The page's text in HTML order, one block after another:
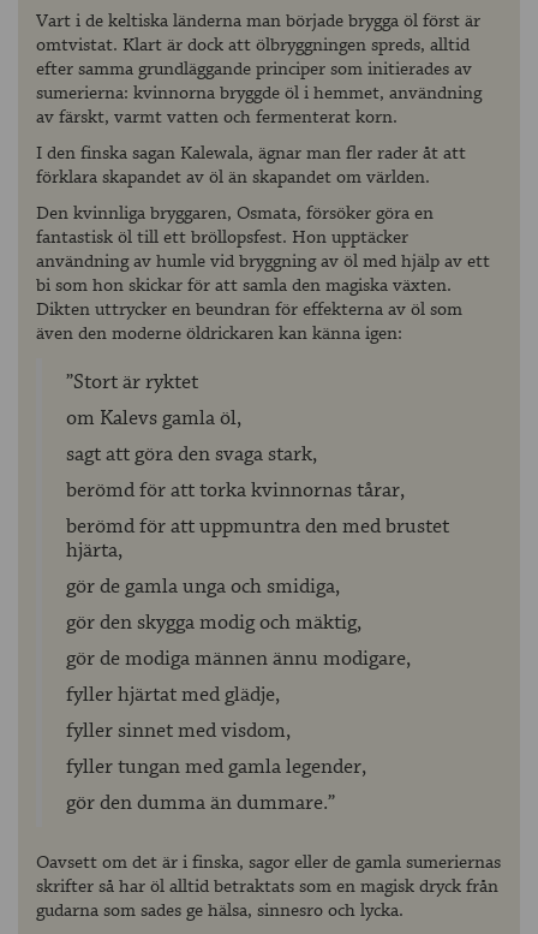
Vart i de keltiska länderna man började brygga öl först är
omtvistat. Klart är dock att ölbryggningen spreds, alltid
efter samma grundläggande principer som initierades av
sumerierna: kvinnorna bryggde öl i hemmet, användning
av färskt, varmt vatten och fermenterat korn.
I den finska sagan Kalewala, ägnar man fler rader åt att
förklara skapandet av öl än skapandet om världen.
Den kvinnliga bryggaren, Osmata, försöker göra en
fantastisk öl till ett bröllopsfest. Hon upptäcker
användning av humle vid bryggning av öl med hjälp av ett
bi som hon skickar för att samla den magiska växten.
Dikten uttrycker en beundran för effekterna av öl som
även den moderne öldrickaren kan känna igen:
”Stort är ryktet
om Kalevs gamla öl,
sagt att göra den svaga stark,
berömd för att torka kvinnornas tårar,
berömd för att uppmuntra den med brustet
hjärta,
gör de gamla unga och smidiga,
gör den skygga modig och mäktig,
gör de modiga männen ännu modigare,
fyller hjärtat med glädje,
fyller sinnet med visdom,
fyller tungan med gamla legender,
gör den dumma än dummare.”
Oavsett om det är i finska, sagor eller de gamla sumeriernas
skrifter så har öl alltid betraktats som en magisk dryck från
gudarna som sades ge hälsa, sinnesro och lycka.